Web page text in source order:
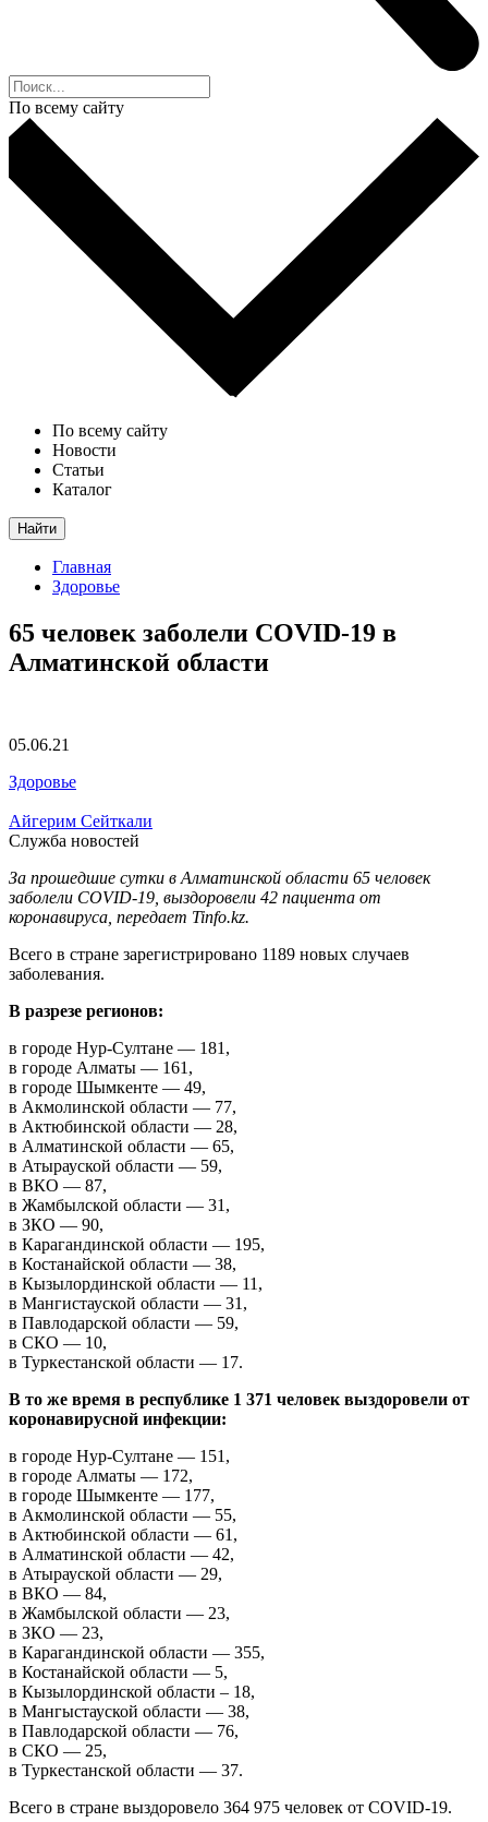
По всему сайту
По всему сайту
Новости
Статьи
Каталог
Найти
Главная
Здоровье
65 человек заболели COVID-19 в
Алматинской области
05.06.21
Здоровье
Айгерим Сейткали
Служба новостей
За прошедшие сутки в Алматинской области 65 человек
заболели COVID-19, выздоровели 42 пациента от
коронавируса, передает Tinfo.kz.
Всего в стране зарегистрировано 1189 новых случаев
заболевания.
В разрезе регионов:
в городе Нур-Султане — 181,
в городе Алматы — 161,
в городе Шымкенте — 49,
в Акмолинской области — 77,
в Актюбинской области — 28,
в Алматинской области — 65,
в Атырауской области — 59,
в ВКО — 87,
в Жамбылской области — 31,
в ЗКО — 90,
в Карагандинской области — 195,
в Костанайской области — 38,
в Кызылординской области — 11,
в Мангистауской области — 31,
в Павлодарской области — 59,
в СКО — 10,
в Туркестанской области — 17.
В то же время в республике 1 371 человек выздоровели от
коронавирусной инфекции:
в городе Нур-Султане — 151,
в городе Алматы — 172,
в городе Шымкенте — 177,
в Акмолинской области — 55,
в Актюбинской области — 61,
в Алматинской области — 42,
в Атырауской области — 29,
в ВКО — 84,
в Жамбылской области — 23,
в ЗКО — 23,
в Карагандинской области — 355,
в Костанайской области — 5,
в Кызылординской области – 18,
в Мангыстауской области — 38,
в Павлодарской области — 76,
в СКО — 25,
в Туркестанской области — 37.
Всего в стране выздоровело 364 975 человек от COVID-19.